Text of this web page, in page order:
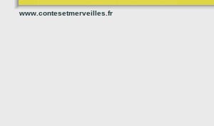
www.contesetmerveilles.fr